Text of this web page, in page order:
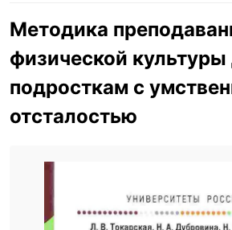
Методика
физической культуры
подросткам с
отсталостью